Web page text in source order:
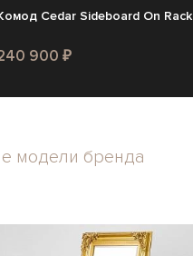
Cedar Sideboard On Rack
900 ₽
модели бренда